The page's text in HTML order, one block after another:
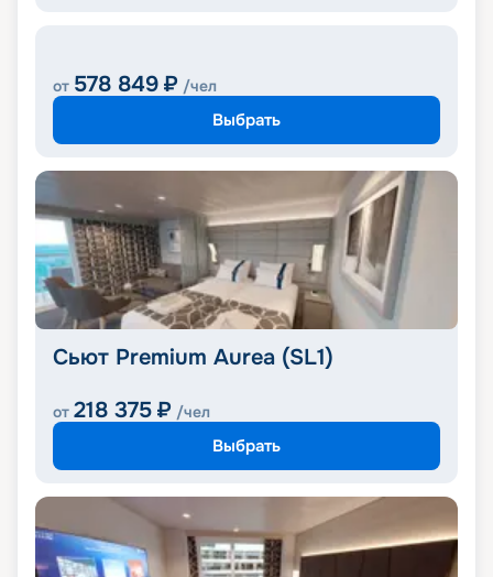
от 578 849 ₽ /чел
Выбрать
Сьют Premium Aurea (SL1)
от 218 375 ₽ /чел
Выбрать